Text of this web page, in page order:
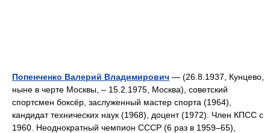
Попенченко Валерий Владимирович — (26.8.1937, Кунцево,
ныне в черте Москвы, ‒ 15.2.1975, Москва), советский
спортсмен боксёр, заслуженный мастер спорта (1964),
кандидат технических наук (1968), доцент (1972). Член КПСС с
1960. Неоднократный чемпион СССР (6 раз в 1959‒65),